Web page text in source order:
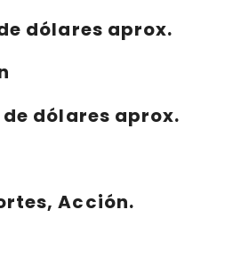
dólares aprox.
de dólares aprox.
Acción.